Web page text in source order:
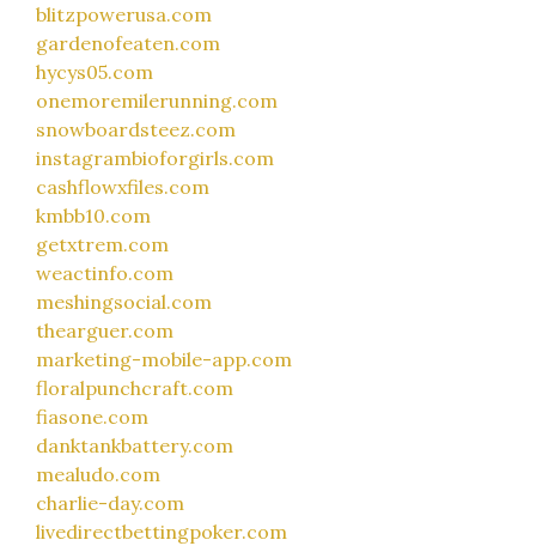
blitzpowerusa.com
gardenofeaten.com
hycys05.com
onemoremilerunning.com
snowboardsteez.com
instagrambioforgirls.com
cashflowxfiles.com
kmbb10.com
getxtrem.com
weactinfo.com
meshingsocial.com
thearguer.com
marketing-mobile-app.com
floralpunchcraft.com
fiasone.com
danktankbattery.com
mealudo.com
charlie-day.com
livedirectbettingpoker.com